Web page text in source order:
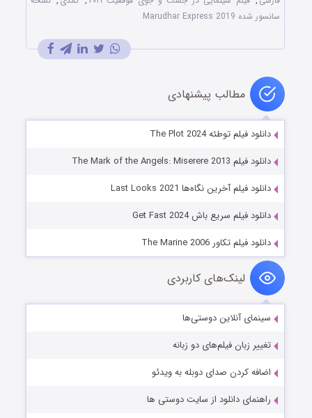
سانسور شده Marudhar Express 2019
مطالب پیشنهادی
دانلود فیلم توطئه The Plot 2024
دانلود فیلم The Mark of the Angels: Miserere 2013
دانلود فیلم آخرین نگاه‌ها Last Looks 2021
دانلود فیلم سریع باش Get Fast 2024
دانلود فیلم تکاور The Marine 2006
لینک‌های کاربردی
سینمای آنلاین دوستی‌ها
تغییر زبان فیلم‌های دو زبانه
اضافه کردن صدای دوبله به ویدئو
راهنمای دانلود از سایت دوستی ها